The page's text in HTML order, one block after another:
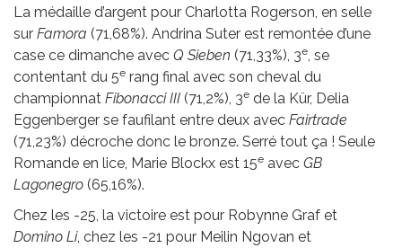
La médaille d’argent pour Charlotta Rogerson, en selle
sur Famora (71,68%). Andrina Suter est remontée d’une
case ce dimanche avec Q Sieben (71,33%), 3e , se
contentant du 5e rang final avec son cheval du
championnat Fibonacci III (71,2%), 3e de la Kür, Delia
Eggenberger se faufilant entre deux avec Fairtrade
(71,23%) décroche donc le bronze. Serré tout ça ! Seule
Romande en lice, Marie Blockx est 15e avec GB
Lagonegro (65,16%).
Chez les -25, la victoire est pour Robynne Graf et
Domino Li, chez les -21 pour Meilin Ngovan et